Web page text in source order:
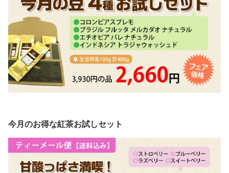
今月のお得な紅茶お試しセット